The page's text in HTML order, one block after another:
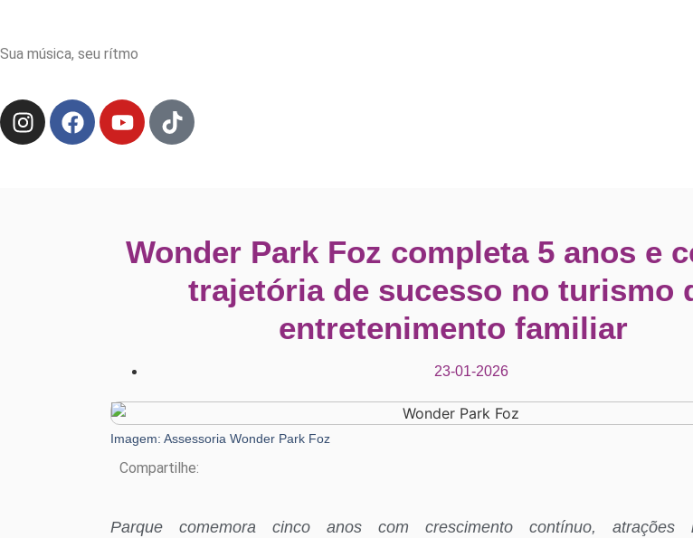
Sua música, seu rítmo
Wonder Park Foz completa 5 anos e
trajetória de sucesso no turismo
entretenimento familiar
23-01-2026
Imagem: Assessoria Wonder Park Foz
Compartilhe:
Parque comemora cinco anos com crescimento contínuo, atrações